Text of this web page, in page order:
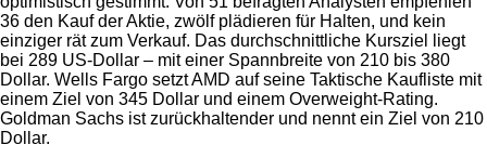
36 den Kauf der Aktie, zwölf plädieren für Halten, und kein
einziger rät zum Verkauf. Das durchschnittliche Kursziel liegt
bei 289 US-Dollar – mit einer Spannbreite von 210 bis 380
Dollar. Wells Fargo setzt AMD auf seine Taktische Kaufliste mit
einem Ziel von 345 Dollar und einem Overweight-Rating.
Goldman Sachs ist zurückhaltender und nennt ein Ziel von 210
Dollar.